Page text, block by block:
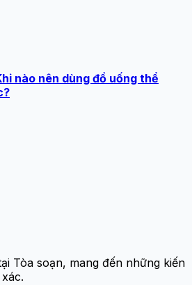
nào nên dùng đồ uống thể
Tòa soạn, mang đến những kiến